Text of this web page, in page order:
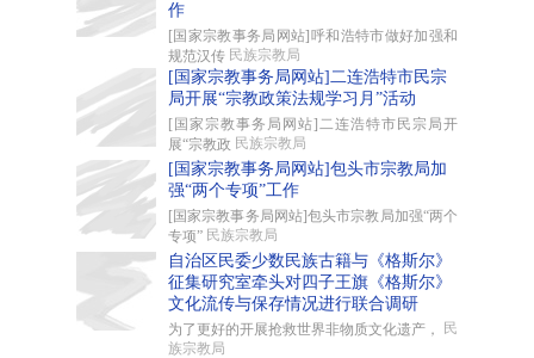
作
[国家宗教事务局网站]呼和浩特市做好加强和
规范汉传 民族宗教局
[国家宗教事务局网站]二连浩特市民宗
局开展“宗教政策法规学习月”活动
[国家宗教事务局网站]二连浩特市民宗局开
展“宗教政 民族宗教局
[国家宗教事务局网站]包头市宗教局加
强“两个专项”工作
[国家宗教事务局网站]包头市宗教局加强“两个
专项” 民族宗教局
自治区民委少数民族古籍与《格斯尔》
征集研究室牵头对四子王旗《格斯尔》
文化流传与保存情况进行联合调研
为了更好的开展抢救世界非物质文化遗产，
民
族宗教局